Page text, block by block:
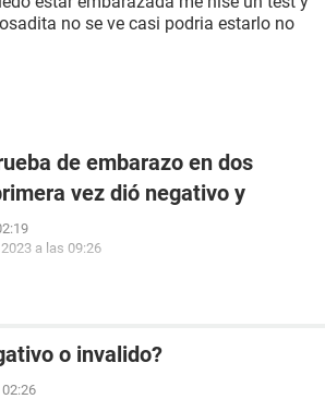
no se ve casi podria estarlo no
de embarazo en dos
vez dió negativo y
a las 09:26
o invalido?